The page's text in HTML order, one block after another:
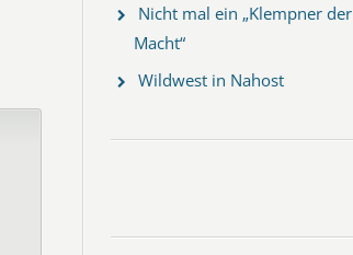
Nicht mal ein „Klempner der
Macht“
Wildwest in Nahost